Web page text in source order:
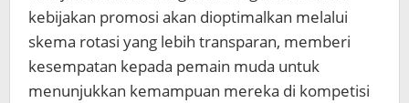
kebijakan promosi akan dioptimalkan melalui
skema rotasi yang lebih transparan, memberi
kesempatan kepada pemain muda untuk
menunjukkan kemampuan mereka di kompetisi